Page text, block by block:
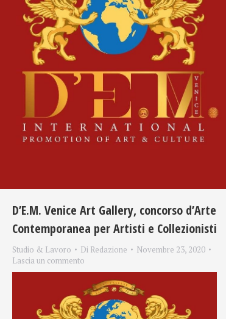
D’E.M. Venice Art Gallery, concorso d’Arte
Contemporanea per Artisti e Collezionisti
Studio & Lavoro Di Redazione
Novembre 23, 2020
Lascia un commento